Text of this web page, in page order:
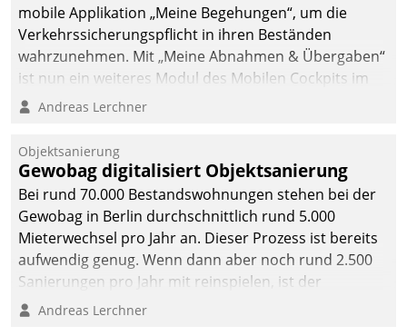
mobile Applikation „Meine Begehungen“, um die
Verkehrssicherungspflicht in ihren Beständen
wahrzunehmen. Mit „Meine Abnahmen & Übergaben“
ist nun ein weiteres Modul des Mobilen Cockpits im
Einsatz.
Andreas Lerchner
Objektsanierung
Gewobag digitalisiert Objektsanierung
Bei rund 70.000 Bestandswohnungen stehen bei der
Gewobag in Berlin durchschnittlich rund 5.000
Mieterwechsel pro Jahr an. Dieser Prozess ist bereits
aufwendig genug. Wenn dann aber noch rund 2.500
Sanierungen pro Jahr mit reinspielen, ist der
Betreuungs- und Organisationsaufwand immens. Im
Andreas Lerchner